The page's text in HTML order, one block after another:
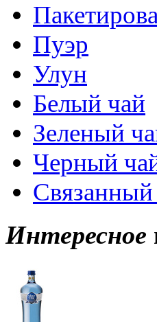
Пуэр
Улун
Белый чай
Зеленый
Черный
Связанный
Интересное